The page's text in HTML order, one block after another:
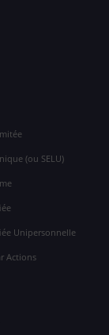
(ou SELU)
Unipersonnelle
Actions